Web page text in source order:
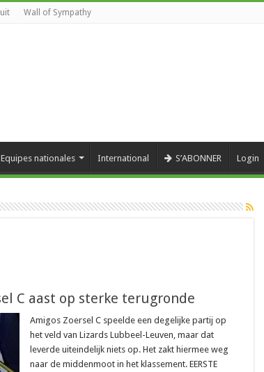
Wall of Sympathy
Equipes nationales International S’ABONNER Login
C aast op sterke terugronde
Amigos Zoersel C speelde een degelijke partij op
het veld van Lizards Lubbeel-Leuven, maar dat
leverde uiteindelijk niets op. Het zakt hiermee weg
naar de middenmoot in het klassement. EERSTE